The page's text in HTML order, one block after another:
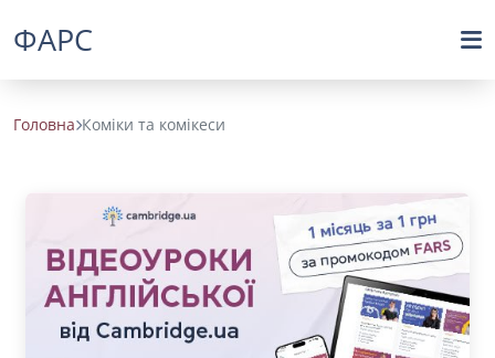
ФАРС
Головна Коміки та комікеси